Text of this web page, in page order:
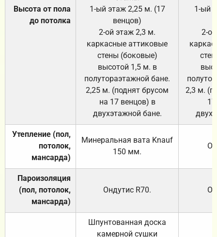
Высота от пола
до потолка
1-ый этаж 2,25 м. (17
венцов)
2-ой этаж 2,3 м.
каркасные аттиковые
стены (боковые)
высотой 1,5 м. в
полутораэтажной бане.
2,25 м. (поднят брусом
на 17 венцов) в
двухэтажной бане.
1-ый
2-
2,3 м.
Утепление (пол,
потолок,
мансарда)
Минеральная вата Knauf
150 мм.
Пароизоляция
(пол, потолок,
мансарда)
Ондутис R70.
Шпунтованная доска
камерной сушки